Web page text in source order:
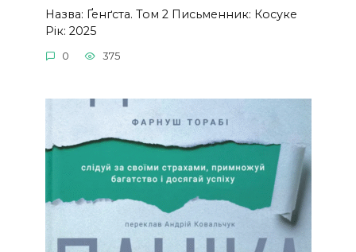
Назва: Ґенґста. Том 2 Письменник: Косуке
Рік: 2025
0 375